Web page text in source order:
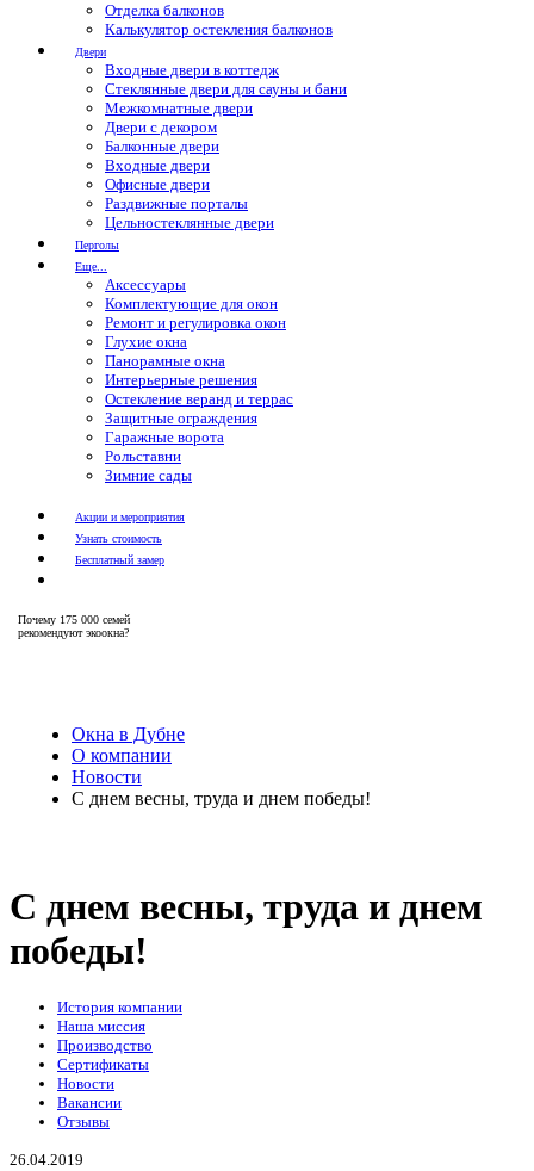
Отделка балконов
Калькулятор остекления балконов
Двери
Входные двери в коттедж
Стеклянные двери для сауны и бани
Межкомнатные двери
Двери с декором
Балконные двери
Входные двери
Офисные двери
Раздвижные порталы
Цельностеклянные двери
Перголы
Еще...
Аксессуары
Комплектующие для окон
Ремонт и регулировка окон
Глухие окна
Панорамные окна
Интерьерные решения
Остекление веранд и террас
Защитные ограждения
Гаражные ворота
Рольставни
Зимние сады
Акции и мероприятия
Узнать стоимость
Бесплатный замер
Почему 175 000 семей
рекомендуют экоокна?
Окна в Дубне
О компании
Новости
C днем весны, труда и днем победы!
C днем весны, труда и днем
победы!
История компании
Наша миссия
Производство
Сертификаты
Новости
Вакансии
Отзывы
26.04.2019